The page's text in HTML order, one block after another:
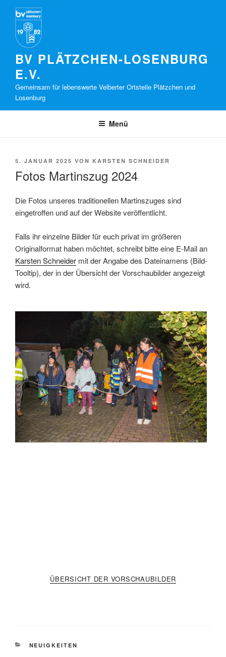
Inhalt
springen
BV PLÄTZCHEN-LOSENBURG
E.V.
Gemeinsam für lebenswerte Velberter Ortsteile Plätzchen und
Losenburg
Menü
VERÖFFENTLICHT
5. JANUAR 2025 VON KARSTEN SCHNEIDER
Fotos Martinszug 2024
Die Fotos unseres traditionellen Martinszuges sind
eingetroffen und auf der Website veröffentlicht.
Falls ihr einzelne Bilder für euch privat im größeren
Originalformat haben möchtet, schreibt bitte eine E-Mail an
Karsten Schneider mit der Angabe des Dateinamens (Bild-
Tooltip), der in der Übersicht der Vorschaubilder angezeigt
wird.
ÜBERSICHT DER VORSCHAUBILDER
KATEGORIEN
NEUIGKEITEN